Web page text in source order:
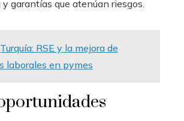
garantías que atenúan riesgos.
Turquía: RSE y la mejora de
laborales en pymes